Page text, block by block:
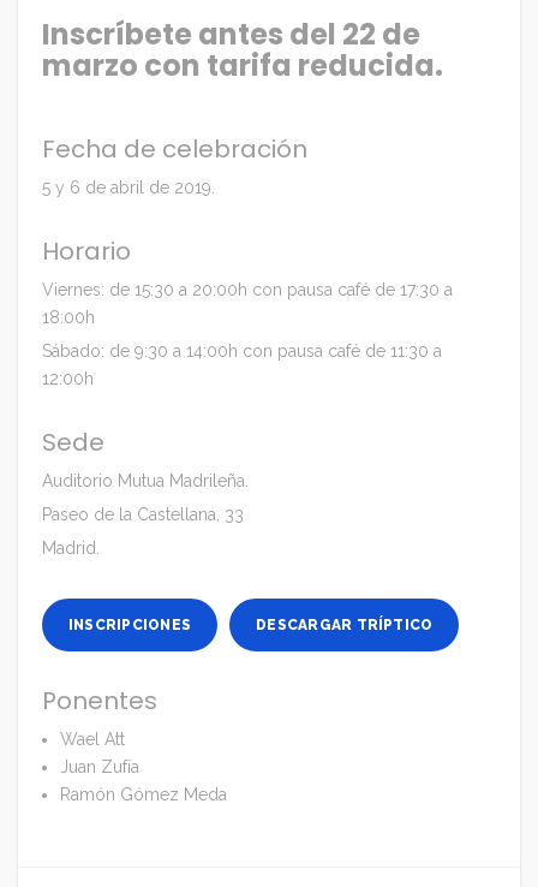
Inscríbete antes del 22 de
marzo con tarifa reducida.
Fecha de celebración
5 y 6 de abril de 2019.
Horario
Viernes: de 15:30 a 20:00h con pausa café de 17:30 a
18:00h
Sábado: de 9:30 a 14:00h con pausa café de 11:30 a
12:00h
Sede
Auditorio Mutua Madrileña.
Paseo de la Castellana, 33
Madrid.
INSCRIPCIONES DESCARGAR TRÍPTICO
Ponentes
Wael Att
Juan Zufía
Ramón Gómez Meda